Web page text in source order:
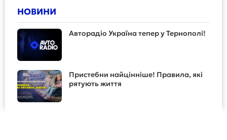
НОВИНИ
Авторадіо Україна тепер у Тернополі!
Пристебни найцінніше! Правила, які
рятують життя